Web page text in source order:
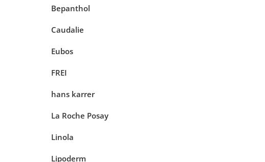
Bepanthol
Caudalie
Eubos
FREI
hans karrer
La Roche Posay
Linola
Lipoderm